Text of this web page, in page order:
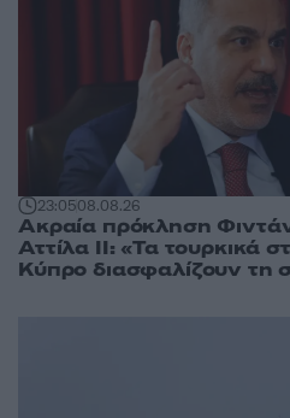
23:0508.08.26
Ακραία πρόκληση
Αττίλα ΙΙ: «Τα τουρκικά
Κύπρο διασφαλίζουν τη